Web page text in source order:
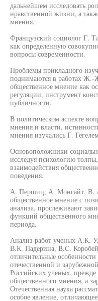
дальнейшем исследовать
нравственной жизни, а
мнения.
Французский социолог Г.
как определенную
вопросы современности.
Проблемы прикладного
поднимаются в работах Ж.-
общественное мнение как
регуляции, инструмент
публичности.
В политическом аспекте
мнения и власти,
мнения изучались Г.
Основоположники
исследуя психологию
взаимодействия
поведения.
А. Першиц, А. Монгайт, В.
общественное мнение с
анализа, прослеживают
функций общественного
периода.
Анализ работ ученых А.К.
В.К. Падерина, B.C.
отличительные
отечественной и
Российских ученых, прежде
общественного мнения, а
Отечественная наука
особое явление,